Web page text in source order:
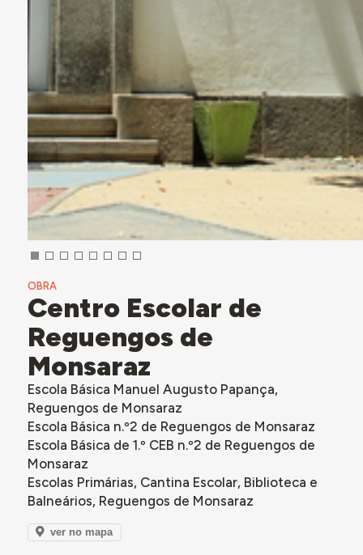
OBRA
Centro Escolar de
Reguengos de
Monsaraz
Escola Básica Manuel Augusto Papança,
Reguengos de Monsaraz
Escola Básica n.º2 de Reguengos de Monsaraz
Escola Básica de 1.º CEB n.º2 de Reguengos de
Monsaraz
Escolas Primárias, Cantina Escolar, Biblioteca e
Balneários, Reguengos de Monsaraz
ver no mapa